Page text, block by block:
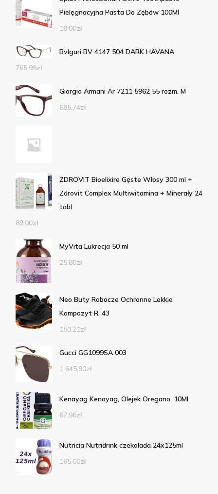
Pielęgnacyjna Pasta Do Zębów 100Ml
18,00zł
Bvlgari BV 4147 504 DARK HAVANA
765,99zł
Giorgio Armani Ar 7211 5962 55 rozm. M
685,74zł
ZDROVIT Bioelixire Gęste Włosy 300 ml +
Zdrovit Complex Multiwitamina + Minerały 24
tabl
89,00zł
MyVita Lukrecja 50 ml
25,80zł
Neo Buty Robocze Ochronne Lekkie
Kompozyt R. 43
150,21zł
Gucci GG1099SA 003
1 645,90zł
Kenayag Kenayag, Olejek Oregano, 10Ml
67,96zł
Nutricia Nutridrink czekolada 24x125ml
165,00zł